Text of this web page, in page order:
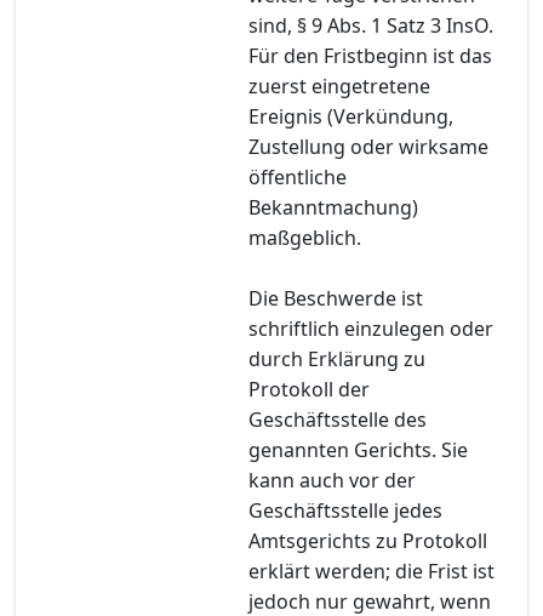
sind, § 9 Abs. 1 Satz 3 InsO.
Für den Fristbeginn ist das
zuerst eingetretene
Ereignis (Verkündung,
Zustellung oder wirksame
öffentliche
Bekanntmachung)
maßgeblich.
Die Beschwerde ist
schriftlich einzulegen oder
durch Erklärung zu
Protokoll der
Geschäftsstelle des
genannten Gerichts. Sie
kann auch vor der
Geschäftsstelle jedes
Amtsgerichts zu Protokoll
erklärt werden; die Frist ist
jedoch nur gewahrt, wenn